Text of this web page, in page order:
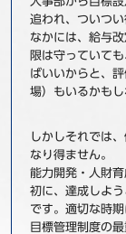
追われ、ついつ
なかには、給与
限は守っていて
ばいいからと、
場）もいるかもし
しかしそれでは
なり得ません。
能力開発・人財
初に、達成しよ
です。適切な時
目標管理制度の